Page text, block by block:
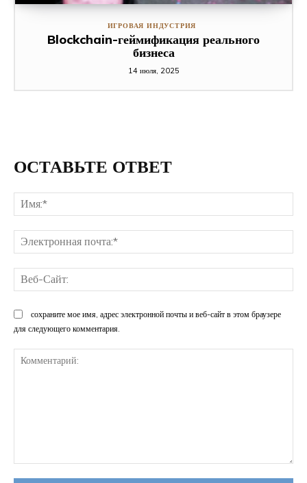
ИГРОВАЯ ИНДУСТРИЯ
Blockchain-геймификация реального
бизнеса
14 июля, 2025
ОСТАВЬТЕ ОТВЕТ
сохраните мое имя, адрес электронной почты и веб-сайт в этом браузере
для следующего комментария.